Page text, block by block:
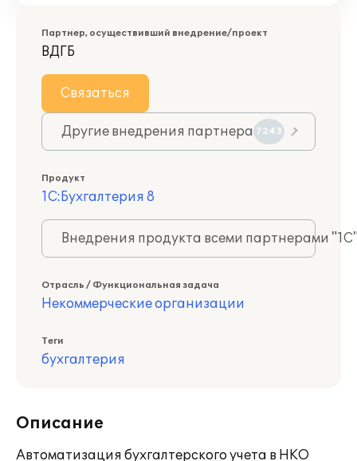
Партнер, осуществивший внедрение/проект
ВДГБ
Связаться
Другие внедрения партнера 7243
Продукт
1С:Бухгалтерия 8
Внедрения продукта всеми партнерами
Отрасль / Функциональная задача
Некоммерческие организации
Теги
бухгалтерия
Описание
Автоматизация бухгалтерского учета в НКО